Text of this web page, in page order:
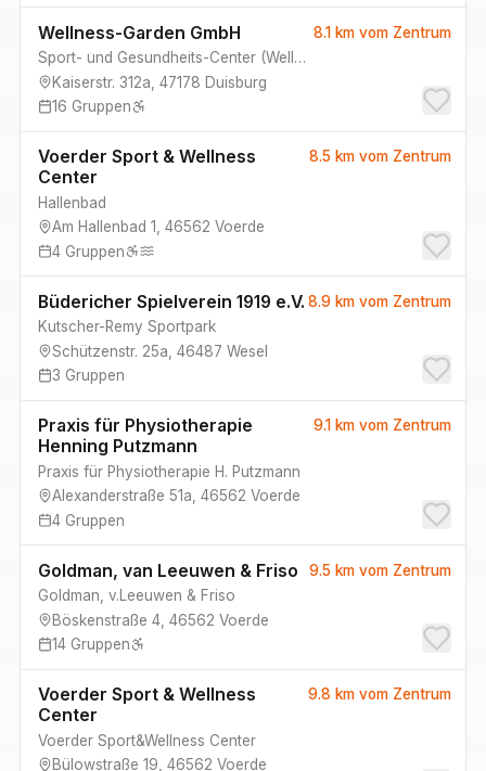
Wellness-Garden GmbH
Sport- und Gesundheits-Center (Wellness-Garden Walsum, Gruppenraum II
Kaiserstr. 312a 47178 Duisburg
16 Gruppen
8.1 kmvom Zentrum
Voerder Sport & Wellness
Center
Hallenbad
Am Hallenbad 1
46562 Voerde
4 Gruppen
8.5 kmvom Zentrum
Büdericher Spielverein 1919 e.V.
Kutscher-Remy Sportpark
Schützenstr. 25a 46487 Wesel
3 Gruppen
8.9 kmvom Zentrum
Praxis für Physiotherapie
Henning Putzmann
Praxis für Physiotherapie H. Putzmann
Alexanderstraße 51a 46562 Voerde
4 Gruppen
9.1 kmvom Zentrum
Goldman, van Leeuwen & Friso
Goldman, v.Leeuwen & Friso
Böskenstraße 4 46562 Voerde
14 Gruppen
9.5 kmvom Zentrum
Voerder Sport & Wellness
Center
Voerder Sport&Wellness Center
Bülowstraße 19 46562 Voerde
9.8 kmvom Zentrum